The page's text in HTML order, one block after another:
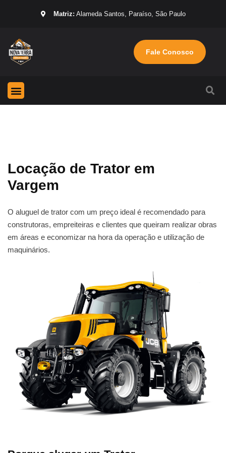
Matriz: Alameda Santos, Paraíso, São Paulo
Fale Conosco
Locação de Trator em
Vargem
O aluguel de trator com um preço ideal é recomendado para
construtoras, empreiteiras e clientes que queiram realizar obras
em áreas e economizar na hora da operação e utilização de
maquinários.